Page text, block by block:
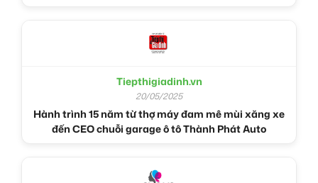
Tiepthigiadinh.vn
20/05/2025
Hành trình 15 năm từ thợ máy đam mê mùi xăng xe
đến CEO chuỗi garage ô tô Thành Phát Auto